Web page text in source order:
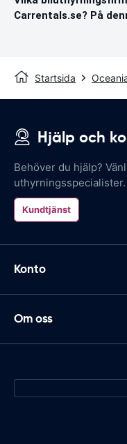
Carrentals.se? På
Startsida
Hjälp och
Behöver du hjälp?
uthyrningsspecialister.
Kundtjänst
Konto
Om oss